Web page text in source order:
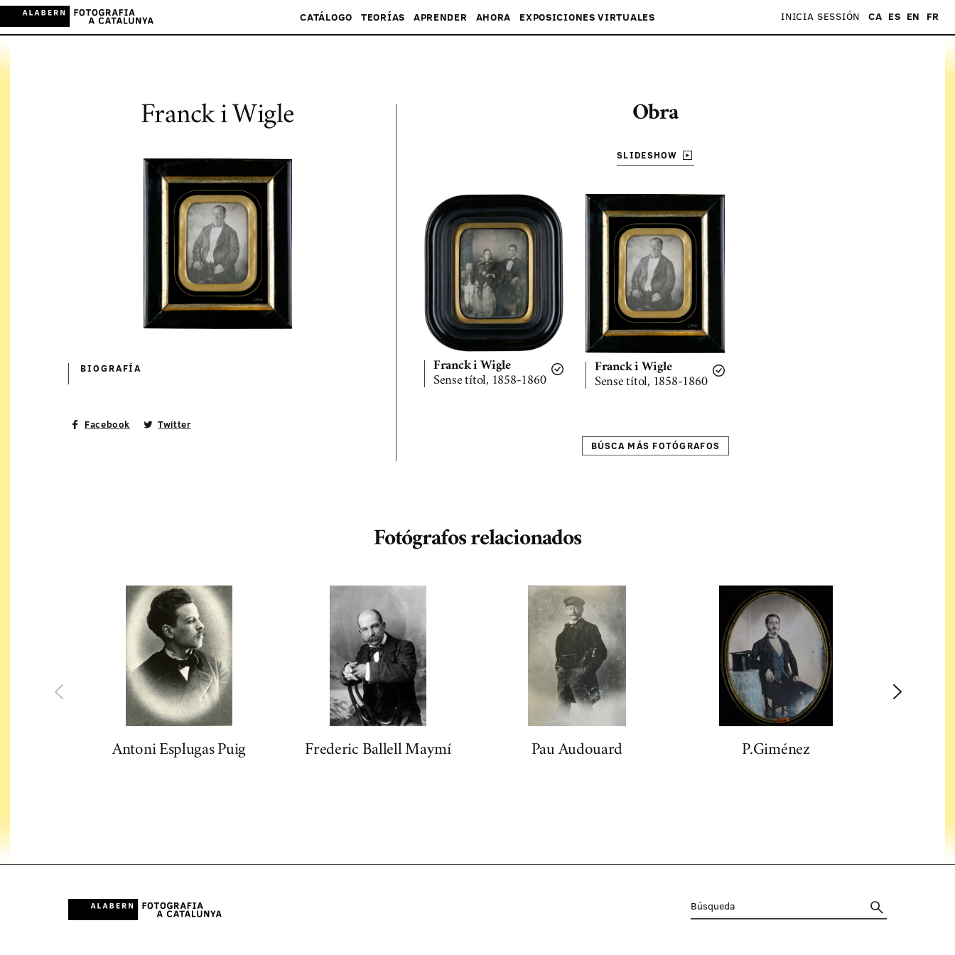
CATÁLOGO TEORÍAS APRENDER AHORA EXPOSICIONES VIRTUALES INICIA SESSIÓN CA ES EN FR
Franck i Wigle
BIOGRAFÍ­A
Facebook Twitter
Obra
SLIDESHOW
Franck i Wigle
Sense títol, 1858-1860
Franck i Wigle
Sense títol, 1858-1860
BÚSCA MÁS FOTÓGRAFOS
Fotógrafos relacionados
Antoni Esplugas Puig Frederic Ballell Maymí Pau Audouard P.Giménez